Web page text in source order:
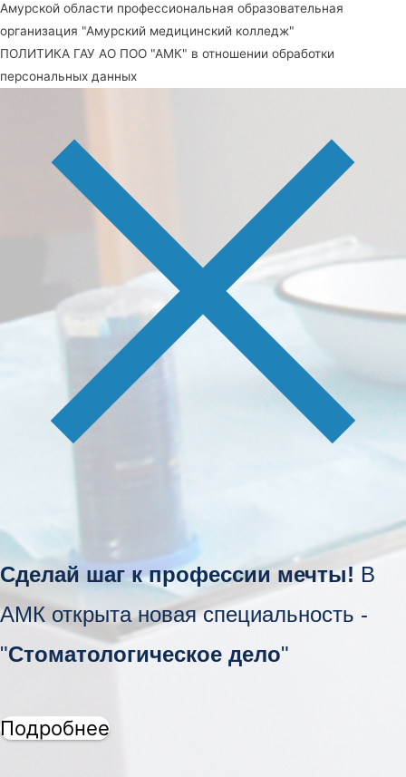
Амурской области профессиональная образовательная
организация "Амурский медицинский колледж"
ПОЛИТИКА ГАУ АО ПОО "АМК" в отношении обработки
персональных данных
Сделай шаг к профессии мечты! В
АМК открыта новая специальность -
"Стоматологическое дело"
Подробнее